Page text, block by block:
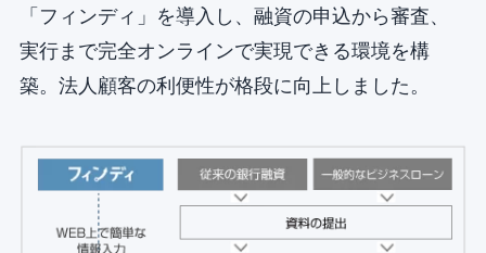
「フィンディ」を導入し、融資の申込から審査、
実行まで完全オンラインで実現できる環境を構
築。法人顧客の利便性が格段に向上しました。